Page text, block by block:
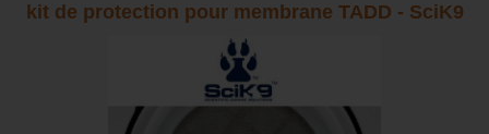
kit de protection pour membrane TADD - SciK9